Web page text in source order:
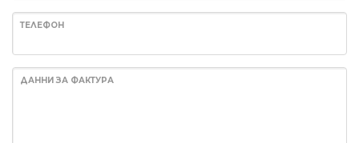
ТЕЛЕФОН
ДАННИ ЗА ФАКТУРА